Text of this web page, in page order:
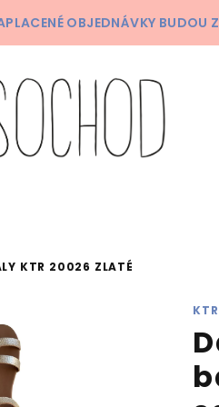
OBJEDNÁVKY BUDOU
KTR 20026 ZLATÉ
KTR